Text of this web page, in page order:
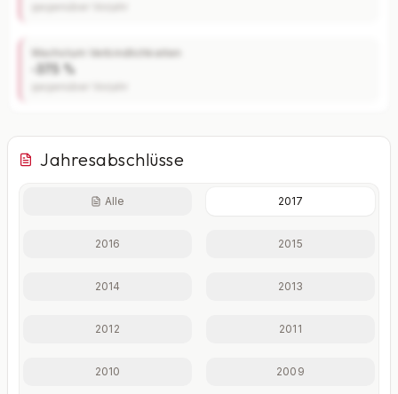
Wachstum Verbindlichkeiten
-37.5 %
Jahresabschlüsse
Alle 2017
2016 2015
2014 2013
2012 2011
2010 2009